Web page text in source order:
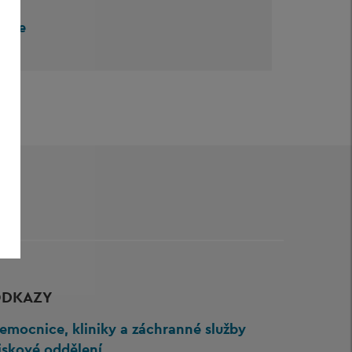
kliniky a záchranné služby